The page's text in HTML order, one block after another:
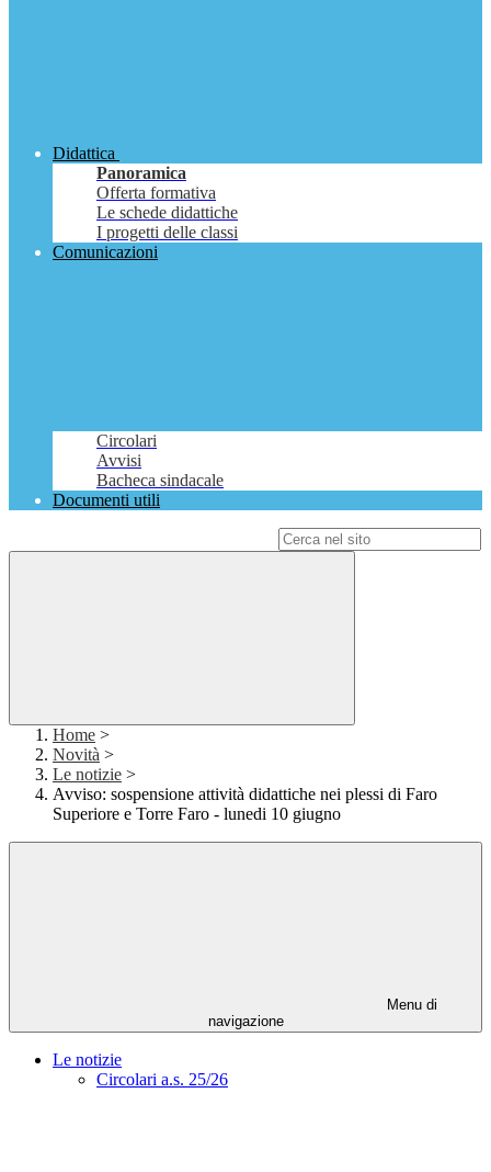
Didattica
Panoramica
Offerta formativa
Le schede didattiche
I progetti delle classi
Comunicazioni
Circolari
Avvisi
Bacheca sindacale
Documenti utili
Home >
Novità >
Le notizie >
Avviso: sospensione attività didattiche nei plessi di Faro
Superiore e Torre Faro - lunedi 10 giugno
Menu di
navigazione
Le notizie
Circolari a.s. 25/26